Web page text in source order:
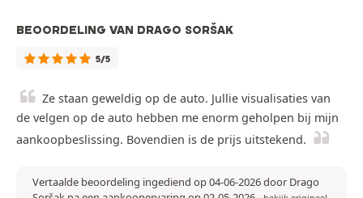
BEOORDELING VAN DRAGO SORŠAK
5/5
Ze staan geweldig op de auto. Jullie visualisaties van
de velgen op de auto hebben me enorm geholpen bij mijn
aankoopbeslissing. Bovendien is de prijs uitstekend.
Vertaalde beoordeling ingediend op 04-06-2026 door Drago